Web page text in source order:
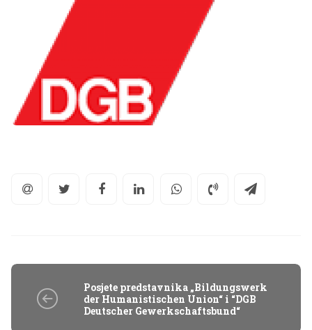
Posjete predstavnika „Bildungswerk
der Humanistischen Union“ i “DGB
Deutscher Gewerkschaftsbund“